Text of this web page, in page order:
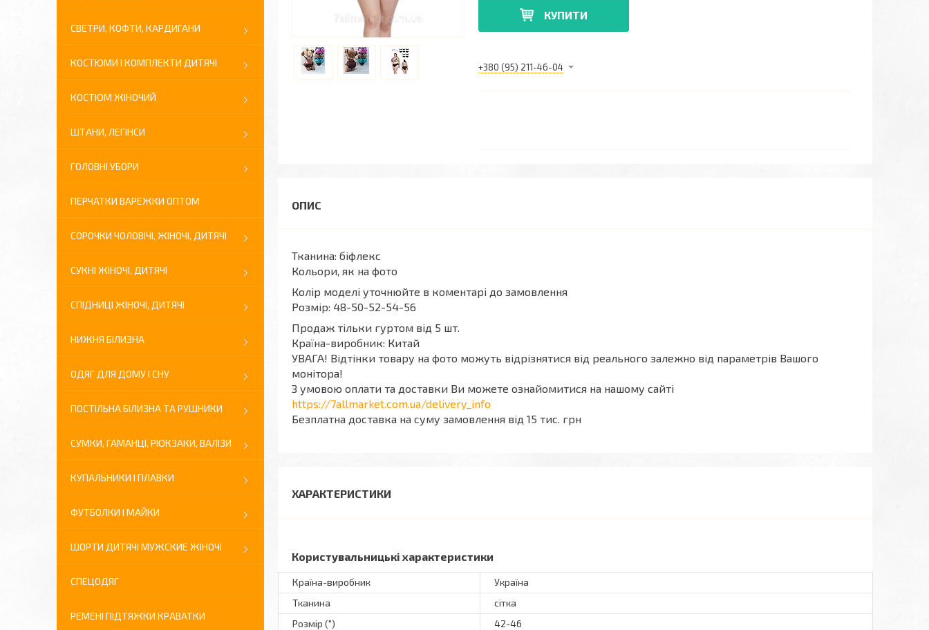
КУПИТИ
+380 (95) 211-46-04
Тканина: біфлекс
Кольори, як на фото
Колір моделі уточнюйте в коментарі до замовлення
Розмір: 48-50-52-54-56
Продаж тільки гуртом від 5 шт.
Країна-виробник: Китай
УВАГА! Відтінки товару на фото можуть відрізнятися від реального залежно від параметрів Вашого
монітора!
З умовою оплати та доставки Ви можете ознайомитися на нашому сайті
https://7allmarket.com.ua/delivery_info
Безплатна доставка на суму замовлення від 15 тис. грн
ХАРАКТЕРИСТИКИ
Користувальницькі характеристики
Країна-виробник
Україна
Тканина
сітка
Розмір (")
42-46
СВЕТРИ, КОФТИ, КАРДИГАНИ
КОСТЮМИ І КОМПЛЕКТИ ДИТЯЧІ
КОСТЮМ ЖІНОЧИЙ
ШТАНИ, ЛЕГІНСИ
ГОЛОВНІ УБОРИ
ПЕРЧАТКИ ВАРЕЖКИ ОПТОМ
СОРОЧКИ ЧОЛОВІЧІ, ЖІНОЧІ, ДИТЯЧІ
СУКНІ ЖІНОЧІ, ДИТЯЧІ
СПІДНИЦІ ЖІНОЧІ, ДИТЯЧІ
НИЖНЯ БІЛИЗНА
ОДЯГ ДЛЯ ДОМУ І СНУ
ПОСТІЛЬНА БІЛИЗНА ТА РУШНИКИ
СУМКИ, ГАМАНЦІ, РЮКЗАКИ, ВАЛІЗИ
КУПАЛЬНИКИ І ПЛАВКИ
ФУТБОЛКИ І МАЙКИ
ШОРТИ ДИТЯЧІ МУЖСКИЕ ЖІНОЧІ
СПЕЦОДЯГ
РЕМЕНІ ПІДТЯЖКИ КРАВАТКИ